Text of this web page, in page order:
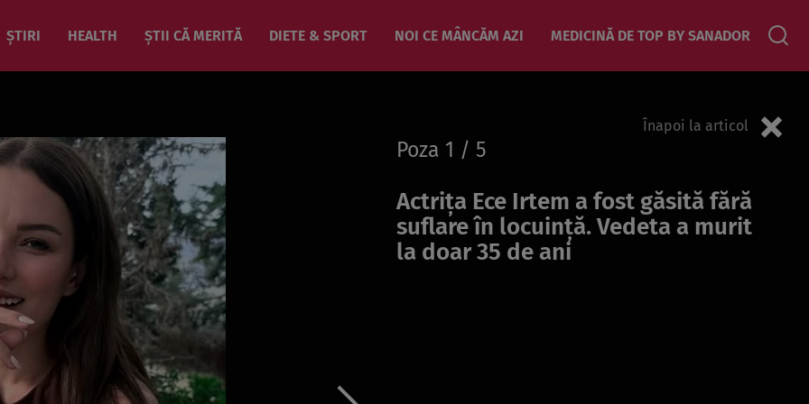
ȘTIRI HEALTH ȘTII CĂ MERITĂ DIETE & SPORT NOI CE MÂNCĂM AZI MEDICINĂ DE TOP BY SANADOR
Înapoi la articol
Poza 1 / 5
Actrița Ece Irtem a fost găsită fără
suflare în locuință. Vedeta a murit
la doar 35 de ani